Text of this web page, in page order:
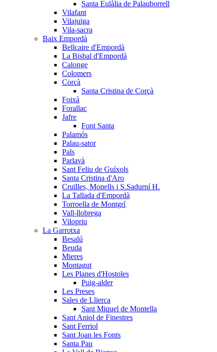
Santa Eulàlia de Palauborrell
Vilafant
Vilajuïga
Vila-sacra
Baix Empordà
Bellcaire d'Empordà
La Bisbal d'Empordà
Calonge
Colomers
Corçà
Santa Cristina de Corçà
Foixà
Forallac
Jafre
Font Santa
Palamós
Palau-sator
Pals
Parlavà
Sant Feliu de Guíxols
Santa Cristina d'Aro
Cruïlles, Monells i S.Sadurní H.
La Tallada d'Empordà
Torroella de Montgrí
Vall-llobrega
Vilopriu
La Garrotxa
Besalú
Beuda
Mieres
Montagut
Les Planes d'Hostoles
Puig-alder
Les Preses
Sales de Llierca
Sant Miquel de Montella
Sant Aniol de Finestres
Sant Ferriol
Sant Joan les Fonts
Santa Pau